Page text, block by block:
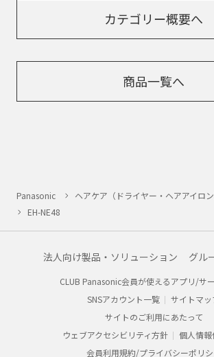
カテゴリー概要へ
商品一覧へ
Panasonic ヘアケア（ドライヤー・ヘアアイロン
EH-NE48
法人向け製品・ソリューション グル
CLUB Panasonic会員が使えるアプリ/サ
SNSアカウント一覧
サイトマッ
サイトのご利用にあたって
ウェブアクセシビリティ方針
個人情
会員利用規約/プライバシーポリ